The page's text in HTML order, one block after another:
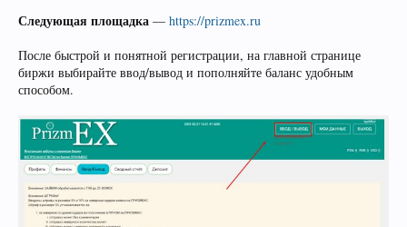
Следующая площадка — https://prizmex.ru
После быстрой и понятной регистрации, на главной странице
биржи выбирайте ввод/вывод и пополняйте баланс удобным
способом.